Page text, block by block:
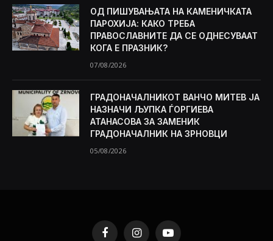
ОД ПИШУВАЊАТА НА КАМЕНИЧКАТА
ПАРОХИЈА: КАКО ТРЕБА
ПРАВОСЛАВНИТЕ ДА СЕ ОДНЕСУВААТ
КОГА Е ПРАЗНИК?
07/08/2026
ГРАДОНАЧАЛНИКОТ ВАНЧО МИТЕВ ЈА
НАЗНАЧИ ЉУПКА ЃОРГИЕВА
АТАНАСОВА ЗА ЗАМЕНИК
ГРАДОНАЧАЛНИК НА ЗРНОВЦИ
05/08/2026
FacebookInstagramYouTube